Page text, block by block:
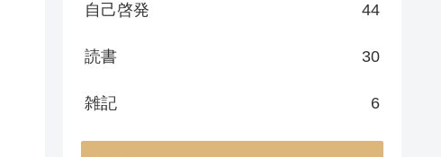
自己啓発 44
読書 30
雑記 6